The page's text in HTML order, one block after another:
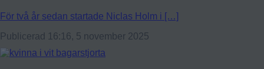
För två år sedan startade Niclas Holm i […]
Publicerad 16:16, 5 november 2025